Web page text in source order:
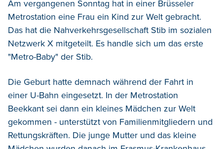
Am vergangenen Sonntag hat in einer Brüsseler
Metrostation eine Frau ein Kind zur Welt gebracht.
Das hat die Nahverkehrsgesellschaft Stib im sozialen
Netzwerk X mitgeteilt. Es handle sich um das erste
"Metro-Baby" der Stib.
Die Geburt hatte demnach während der Fahrt in
einer U-Bahn eingesetzt. In der Metrostation
Beekkant sei dann ein kleines Mädchen zur Welt
gekommen - unterstützt von Familienmitgliedern und
Rettungskräften. Die junge Mutter und das kleine